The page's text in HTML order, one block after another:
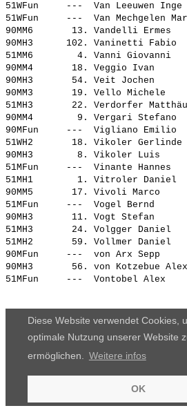
Diese Website verwendet Cookies,
optimale Nutzung unserer Website
ermöglichen.
Weitere infos
OK
51WFun     --- Van
51WFun     --- Van Mechgelen
90MM6       13. Vandelli
90MH3      102. Vaninetti
51MM6        4. Vanni
90MM4       18. Veggio
90MH3       54. Veit
90MM3       19. Vello
51MH3       22. Verdorfer
90MM4        9. Vergari
90MFun     --- Vigliano
51WH2       18. Vikoler
90MH3        8. Vikoler
51MFun     --- Vinante
51MH1        1. Vitroler
90MM5       17. Vivoli
51MFun     --- Vogel
90MH3       11. Vogt
51MH3       24. Volgger
51MH2       59. Vollmer
90MFun     --- von Arx
90MH3       56. von Kotzebue
51MFun     --- Vontobel
Die Ergebnisse, das Bildmaterial und das
für den persönlichen Gebrauch zur
Nutzung, Weitergabe ganz oder teilweise